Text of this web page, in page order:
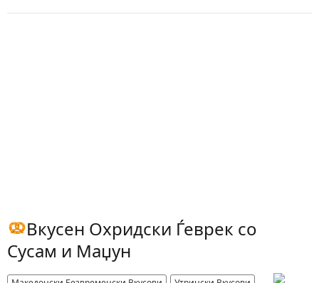
Вкусен Охридски Ѓеврек со
Сусам и Маџун